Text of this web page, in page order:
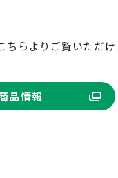
ちらよりご覧いただ
品情報